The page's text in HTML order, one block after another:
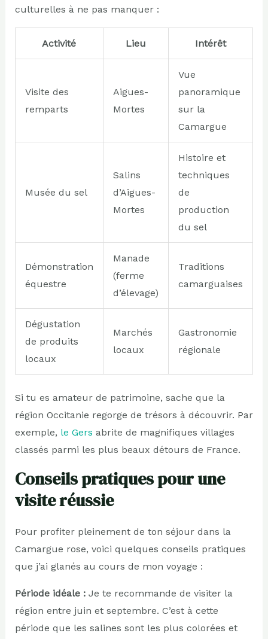
culturelles à ne pas manquer :
Activité Lieu Intérêt
Visite des
remparts
Aigues-
Mortes
Vue
panoramique
sur la
Camargue
Musée du sel
Salins
d’Aigues-
Mortes
Histoire et
techniques
de
production
du sel
Démonstration
équestre
Manade
(ferme
d’élevage)
Traditions
camarguaises
Dégustation
de produits
locaux
Marchés
locaux
Gastronomie
régionale
Si tu es amateur de patrimoine, sache que la
région Occitanie regorge de trésors à découvrir. Par
exemple, le Gers abrite de magnifiques villages
classés parmi les plus beaux détours de France.
Conseils pratiques pour une
visite réussie
Pour profiter pleinement de ton séjour dans la
Camargue rose, voici quelques conseils pratiques
que j’ai glanés au cours de mon voyage :
Période idéale :Je te recommande de visiter la
région entre juin et septembre. C’est à cette
période que les salines sont les plus colorées et